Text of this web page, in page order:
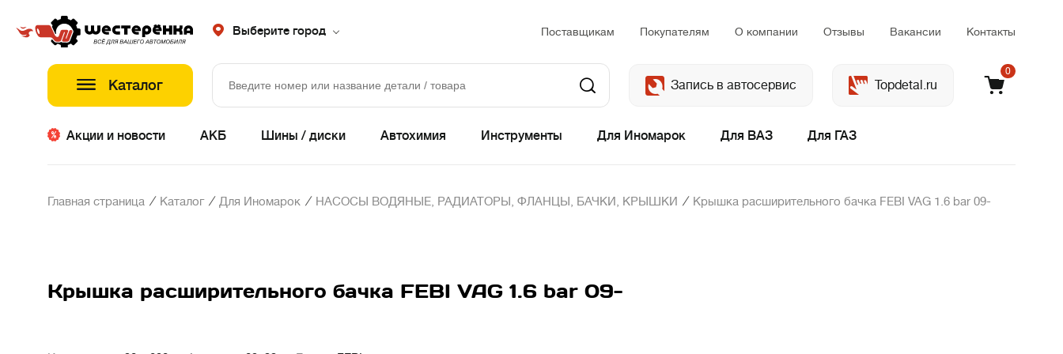
Выберите город Поставщикам Покупателям О компании Отзывы Вакансии Контакты
Каталог Запись в автосервис Topdetal.ru
0
Акции и новости АКБ Шины / диски Автохимия Инструменты Для Иномарок Для ВАЗ Для ГАЗ
Главная страница / Каталог / Для Иномарок / НАСОСЫ ВОДЯНЫЕ, РАДИАТОРЫ, ФЛАНЦЫ, БАЧКИ, КРЫШКИ / Крышка расширительного бачка FEBI VAG 1.6 bar 09-
Крышка расширительного бачка FEBI VAG 1.6 bar 09-